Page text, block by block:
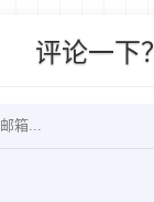
评论一下？